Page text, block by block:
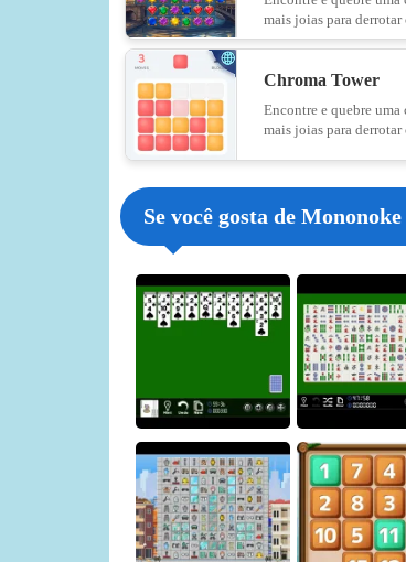
mais joias para derrotar
Chroma Tower
Encontre e quebre
mais joias para
Se você gosta de